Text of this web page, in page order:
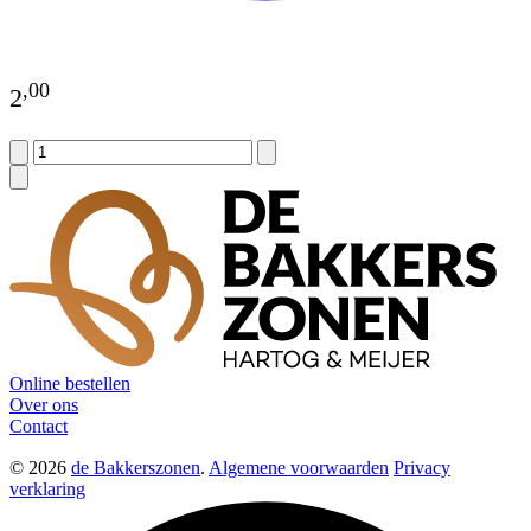
2,00
Online bestellen
Over ons
Contact
© 2026 de Bakkerszonen. Algemene voorwaarden Privacy
verklaring